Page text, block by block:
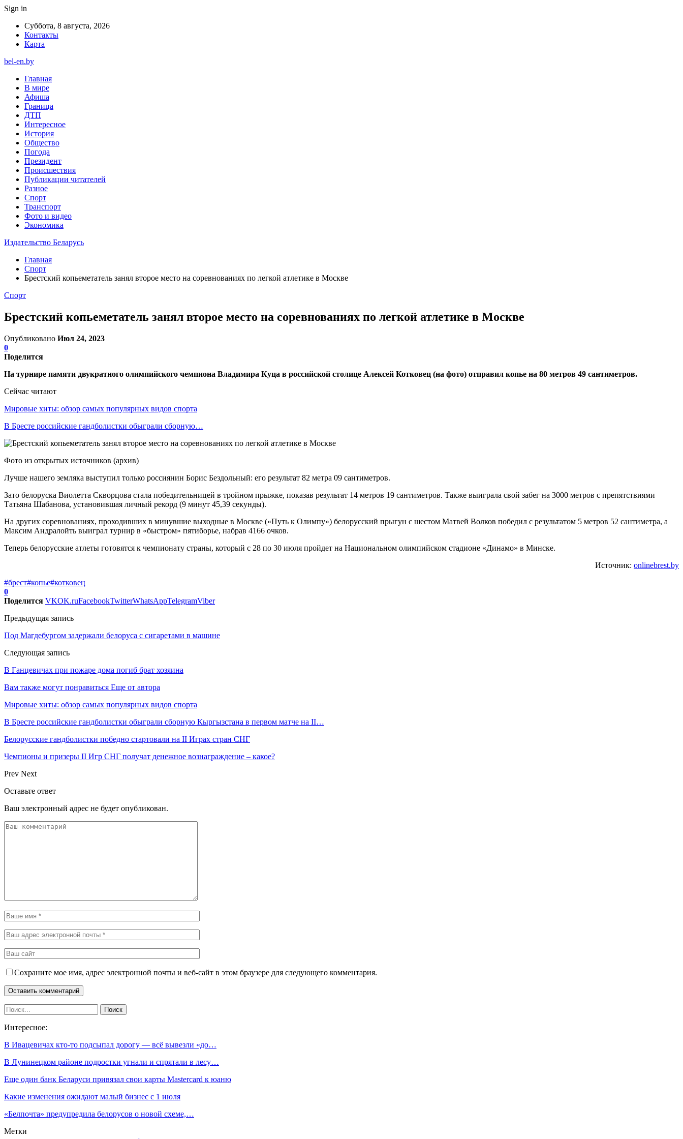
Sign in
Суббота, 8 августа, 2026
Контакты
Карта
bel-en.by
Главная
В мире
Афиша
Граница
ДТП
Интересное
История
Общество
Погода
Президент
Происшествия
Публикации читателей
Разное
Спорт
Транспорт
Фото и видео
Экономика
Издательство Беларусь
Главная
Спорт
Брестский копьеметатель занял второе место на соревнованиях по легкой атлетике в Москве
Спорт
Брестский копьеметатель занял второе место на соревнованиях по легкой атлетике в Москве
Опубликовано Июл 24, 2023
0
Поделится
На турнире памяти двукратного олимпийского чемпиона Владимира Куца в российской столице Алексей Котковец (на фото) отправил копье на 80 метров 49 сантиметров.
Сейчас читают
Мировые хиты: обзор самых популярных видов спорта
В Бресте российские гандболистки обыграли сборную…
Фото из открытых источников (архив)
Лучше нашего земляка выступил только россиянин Борис Бездольный: его результат 82 метра 09 сантиметров.
Зато белоруска Виолетта Скворцова стала победительницей в тройном прыжке, показав результат 14 метров 19 сантиметров. Также выиграла свой забег на 3000 метров с препятствиями
Татьяна Шабанова, установившая личный рекорд (9 минут 45,39 секунды).
На других соревнованиях, проходивших в минувшие выходные в Москве («Путь к Олимпу») белорусский прыгун с шестом Матвей Волков победил с результатом 5 метров 52 сантиметра, а
Максим Андралойть выиграл турнир в «быстром» пятиборье, набрав 4166 очков.
Теперь белорусские атлеты готовятся к чемпионату страны, который с 28 по 30 июля пройдет на Национальном олимпийском стадионе «Динамо» в Минске.
Источник: onlinebrest.by
#брест#копье#котковец
0
Поделится VKOK.ruFacebookTwitterWhatsAppTelegramViber
Предыдущая запись
Под Магдебургом задержали белоруса с сигаретами в машине
Следующая запись
В Ганцевичах при пожаре дома погиб брат хозяина
Вам также могут понравиться Еще от автора
Мировые хиты: обзор самых популярных видов спорта
В Бресте российские гандболистки обыграли сборную Кыргызстана в первом матче на II…
Белорусские гандболистки победно стартовали на II Играх стран СНГ
Чемпионы и призеры II Игр СНГ получат денежное вознаграждение – какое?
Prev Next
Оставьте ответ
Ваш электронный адрес не будет опубликован.
Сохраните мое имя, адрес электронной почты и веб-сайт в этом браузере для следующего комментария.
Интересное:
В Ивацевичах кто-то подсыпал дорогу — всё вывезли «до…
В Лунинецком районе подростки угнали и спрятали в лесу…
Еще один банк Беларуси привязал свои карты Mastercard к юаню
Какие изменения ожидают малый бизнес с 1 июля
«Белпочта» предупредила белорусов о новой схеме,…
Метки